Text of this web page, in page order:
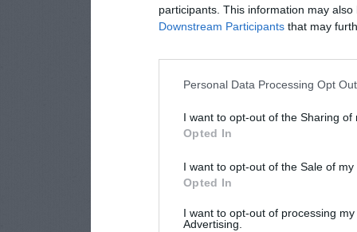
participants. This information may
Downstream Participants that may
Personal Data Processing Opt
I want to opt-out of the Sharing of
Opted In
I want to opt-out of the Sale of
Opted In
I want to opt-out of processing
Advertising.